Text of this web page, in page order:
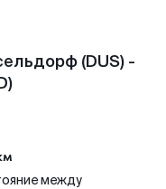
(DUS) -
между